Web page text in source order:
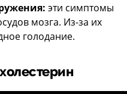
эти симптомы
мозга. Из-за их
голодание.